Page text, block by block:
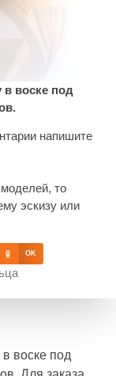
в воске под
напишите
то
эскизу или
OK
в воске под